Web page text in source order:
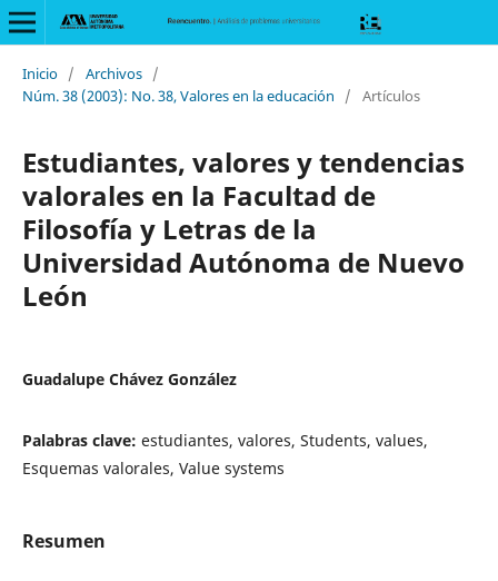
Inicio / Archivos /
Núm. 38 (2003): No. 38, Valores en la educación
/ Artículos
Estudiantes, valores y tendencias
valorales en la Facultad de
Filosofía y Letras de la
Universidad Autónoma de Nuevo
León
Guadalupe Chávez González
Palabras clave: estudiantes, valores, Students, values,
Esquemas valorales, Value systems
Resumen